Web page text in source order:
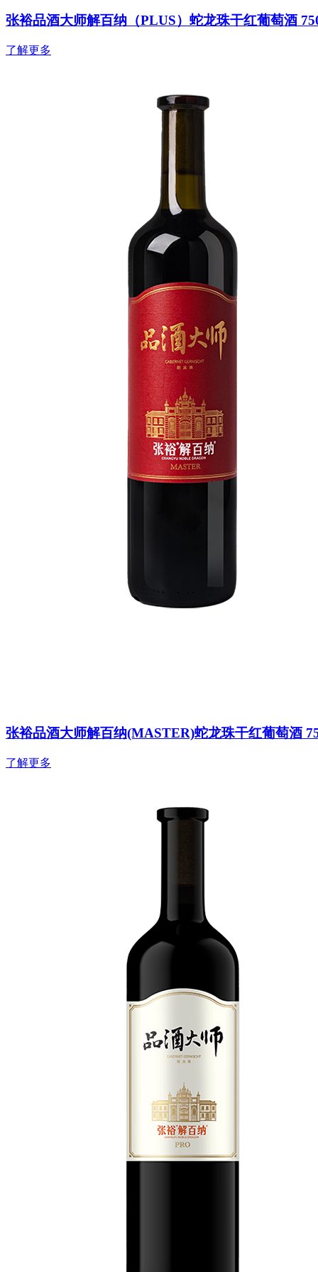
张裕品酒大师解百纳（PLUS）蛇龙珠干红葡萄酒
了解更多
张裕品酒大师解百纳(MASTER)蛇龙珠干红葡萄酒
了解更多